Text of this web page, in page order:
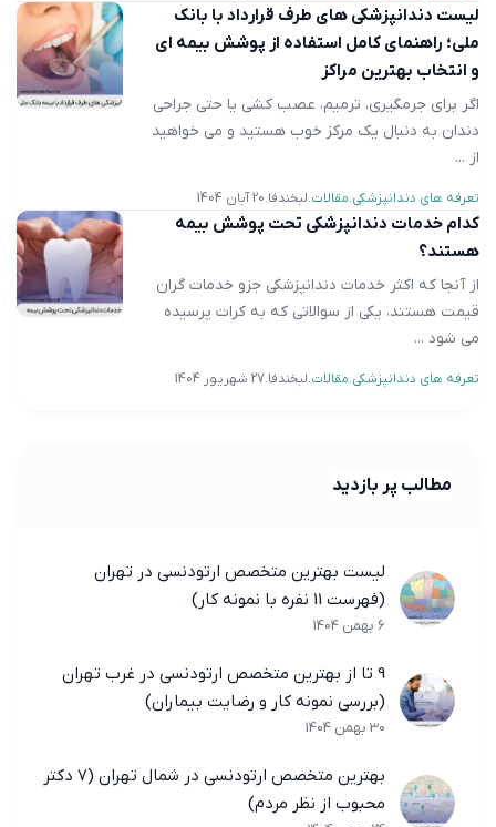
لیست دندانپزشکی های طرف قرارداد با بانک
ملی؛ راهنمای کامل استفاده از پوشش بیمه ای
و انتخاب بهترین مراکز
اگر برای جرمگیری، ترمیم، عصب کشی یا حتی جراحی
دندان به دنبال یک مرکز خوب هستید و می خواهید
از ...
تعرفه های دندانپزشکی مقالات لبخندفا 20 آبان 1404
کدام خدمات دندانپزشکی تحت پوشش بیمه
هستند؟
از آنجا که اکثر خدمات دندانپزشکی جزو خدمات گران
قیمت هستند، یکی از سوالاتی که به کرات پرسیده
می شود ...
تعرفه های دندانپزشکی مقالات لبخندفا 27 شهریور 1404
مطالب پر بازدید
لیست بهترین متخصص ارتودنسی در تهران
(فهرست 11 نفره با نمونه کار)
6 بهمن 1404
9 تا از بهترین متخصص ارتودنسی در غرب تهران
(بررسی نمونه کار و رضایت بیماران)
30 بهمن 1404
بهترین متخصص ارتودنسی در شمال تهران (7 دکتر
محبوب از نظر مردم)